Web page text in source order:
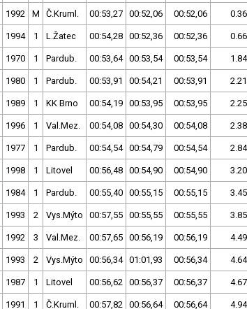
1992 M Č.Kruml. 00:53,27 00:52,06 00:52,06
1994 1 L.Žatec 00:54,28 00:52,36 00:52,36
1970 1 Pardub. 00:53,64 00:53,54 00:53,54
1980 1 Pardub. 00:53,91 00:54,21 00:53,91
1989 1 KK Brno 00:54,19 00:53,95 00:53,95
1996 1 Val.Mez. 00:54,08 00:54,30 00:54,08
1977 1 Pardub. 00:54,54 00:54,79 00:54,54
1998 1 Litovel 00:56,48 00:54,90 00:54,90
1984 1 Pardub. 00:55,40 00:55,15 00:55,15
1993 2 Vys.Mýto 00:57,55 00:55,55 00:55,55
1992 3 Val.Mez. 00:57,65 00:56,19 00:56,19
1993 2 Vys.Mýto 00:56,34 01:01,93 00:56,34
1987 1 Litovel 00:56,62 00:56,37 00:56,37
1991 1 Č.Kruml. 00:57,82 00:56,64 00:56,64